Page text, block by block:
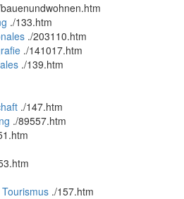
./133.htm
./203110.htm
./141017.htm
./139.htm
./147.htm
./89557.htm
./157.htm